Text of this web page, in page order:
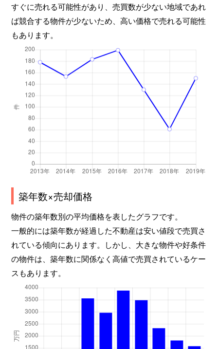
すぐに売れる可能性があり、売買数が少ない地域であれ
ば競合する物件が少ないため、高い価格で売れる可能性
もあります。
築年数×売却価格
物件の築年数別の平均価格を表したグラフです。
一般的には築年数が経過した不動産は安い値段で売買さ
れている傾向にあります。しかし、大きな物件や好条件
の物件は、築年数に関係なく高値で売買されているケー
スもあります。